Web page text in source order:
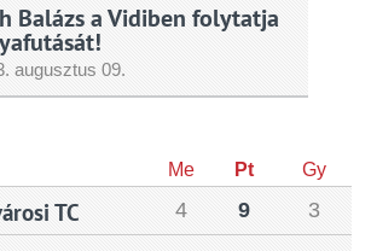
Balázs a Vidiben folytatja
augusztus 09.
Me Pt Gy
TC 4 9
3